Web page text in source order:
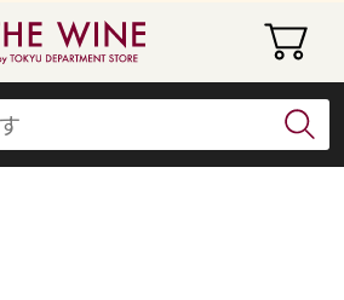
オンラインストアについて
ビューティー ギフト&ライフスタイル